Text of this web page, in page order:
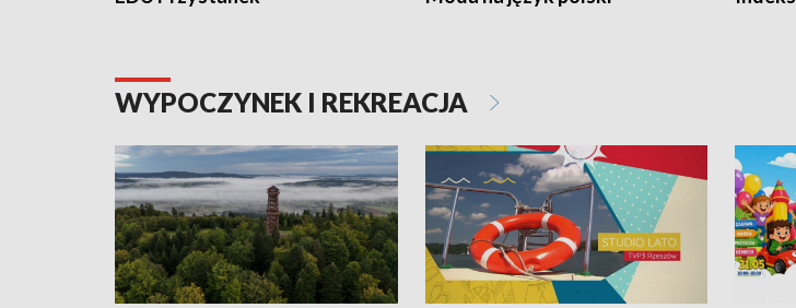
WYPOCZYNEK I REKREACJA